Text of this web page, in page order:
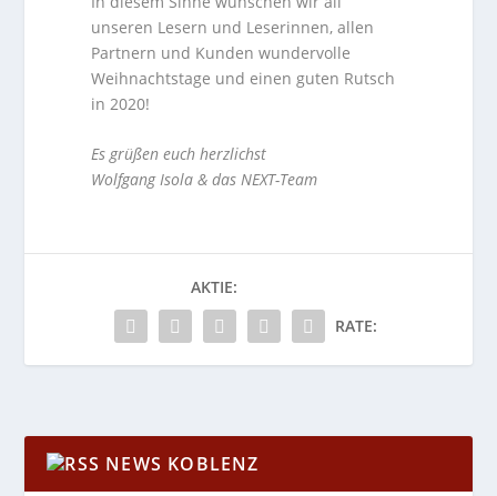
unseren Lesern und Leserinnen, allen
Partnern und Kunden wundervolle
Weihnachtstage und einen guten Rutsch
in 2020!
Es grüßen euch herzlichst
Wolfgang Isola & das NEXT-Team
AKTIE:
RATE:
NEWS KOBLENZ